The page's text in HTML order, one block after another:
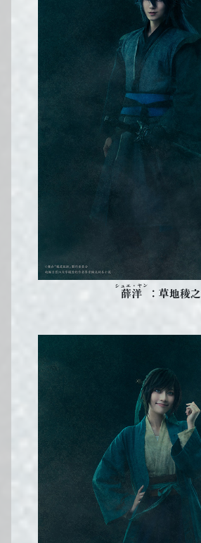
薛洋
シュエ・ヤン ：草地稜之